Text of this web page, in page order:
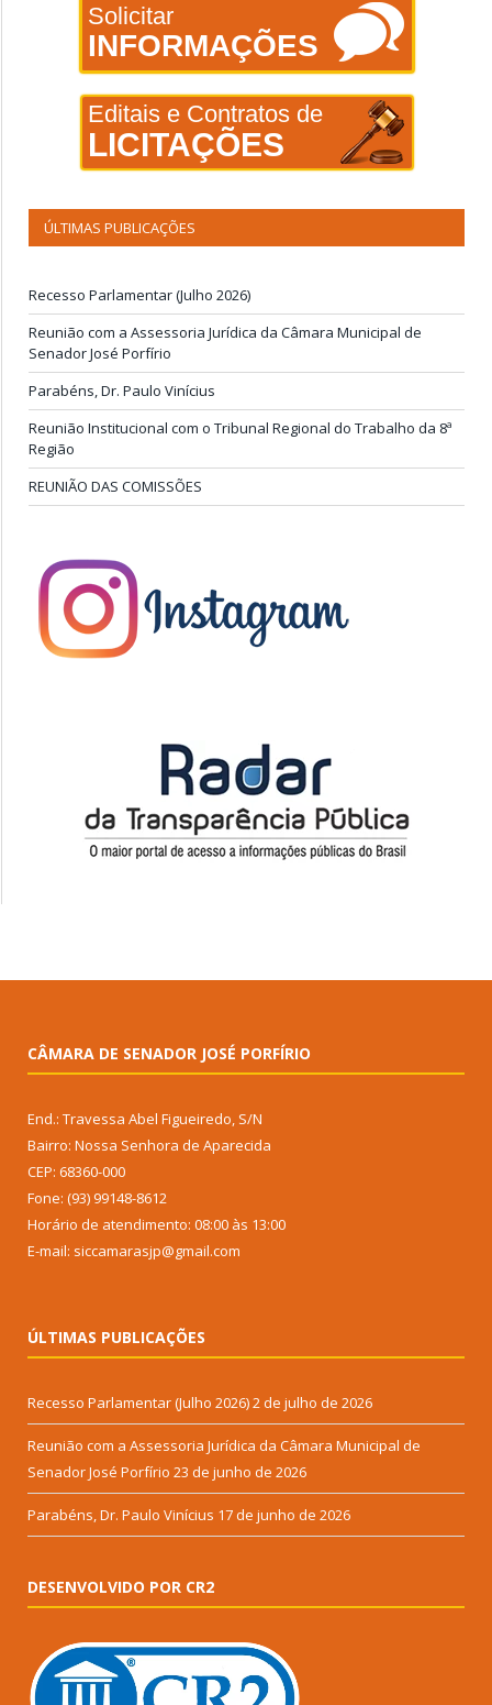
Solicitar
INFORMAÇÕES
Editais e Contratos de
LICITAÇÕES
ÚLTIMAS PUBLICAÇÕES
Recesso Parlamentar (Julho 2026)
Reunião com a Assessoria Jurídica da Câmara Municipal de
Senador José Porfírio
Parabéns, Dr. Paulo Vinícius
Reunião Institucional com o Tribunal Regional do Trabalho da 8ª
Região
REUNIÃO DAS COMISSÕES
CÂMARA DE SENADOR JOSÉ PORFÍRIO
End.: Travessa Abel Figueiredo, S/N
Bairro: Nossa Senhora de Aparecida
CEP: 68360-000
Fone: (93) 99148-8612
Horário de atendimento: 08:00 às 13:00
E-mail: siccamarasjp@gmail.com
ÚLTIMAS PUBLICAÇÕES
Recesso Parlamentar (Julho 2026)2 de julho de 2026
Reunião com a Assessoria Jurídica da Câmara Municipal de
Senador José Porfírio 23 de junho de 2026
Parabéns, Dr. Paulo Vinícius 17 de junho de 2026
DESENVOLVIDO POR CR2